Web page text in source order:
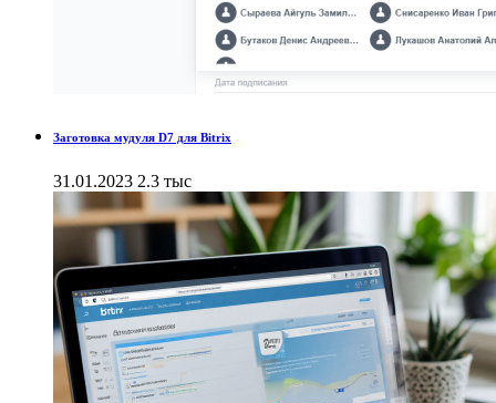
Заготовка мудуля D7 для Bitrix
31.01.2023 2.3 тыс